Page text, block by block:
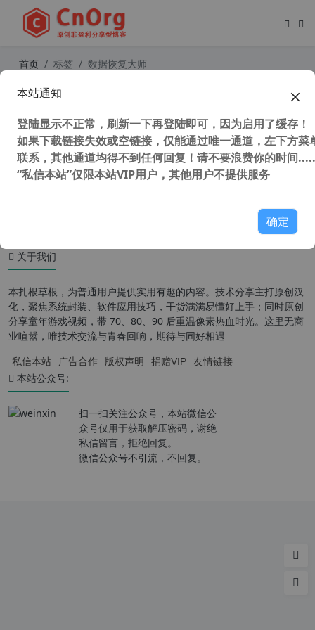
首页 标签 数据恢复大师
独家汉化 4DDiG Windows Data Rec
关于我们
本扎根草根，为普通用户提供实用有趣的内容。技术分享主打原创汉
化，聚焦系统封装、软件应用技巧，干货满满易懂好上手；同时原创
分享童年游戏视频，带 70、80、90 后重温像素热血时光。这里无商
业喧嚣，唯技术交流与青春回响，期待与同好相遇
私信本站 广告合作 版权声明 捐赠VIP 友情链接
本站公众号:
扫一扫关注公众号，本站微信公
众号仅用于获取解压密码，谢绝
私信留言，拒绝回复。
微信公众号不引流，不回复。
本站通知
登陆显示不正常，刷新一下再登陆即可，因为启用了缓存！
如果下载链接失效或空链接，仅能通过唯一通道，左下方菜
联系，其他通道均得不到任何回复！请不要浪费你的时间
“私信本站”仅限本站VIP用户，其他用户不提供服务
确定